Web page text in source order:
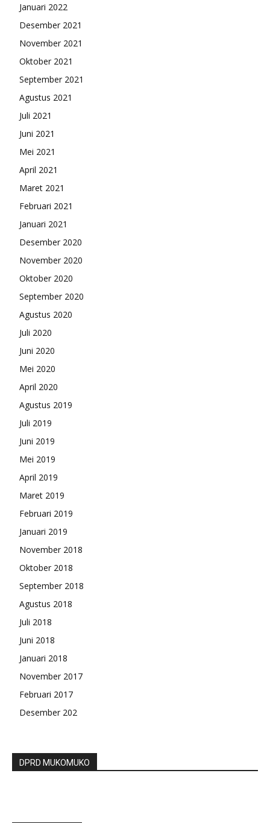
Januari 2022
Desember 2021
November 2021
Oktober 2021
September 2021
Agustus 2021
Juli 2021
Juni 2021
Mei 2021
April 2021
Maret 2021
Februari 2021
Januari 2021
Desember 2020
November 2020
Oktober 2020
September 2020
Agustus 2020
Juli 2020
Juni 2020
Mei 2020
April 2020
Agustus 2019
Juli 2019
Juni 2019
Mei 2019
April 2019
Maret 2019
Februari 2019
Januari 2019
November 2018
Oktober 2018
September 2018
Agustus 2018
Juli 2018
Juni 2018
Januari 2018
November 2017
Februari 2017
Desember 202
DPRD MUKOMUKO